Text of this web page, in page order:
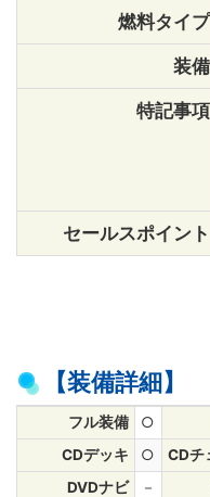
燃料タイプ
装備
特記事項
セールスポイント
【装備詳細】
フル装備 ○
CDデッキ
○ CDチ
DVDナビ
－